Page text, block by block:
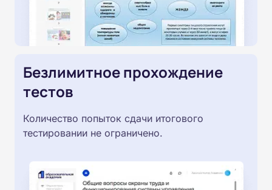
Безлимитное прохождение
тестов
Количество попыток сдачи итогового
тестировании не ограничено.